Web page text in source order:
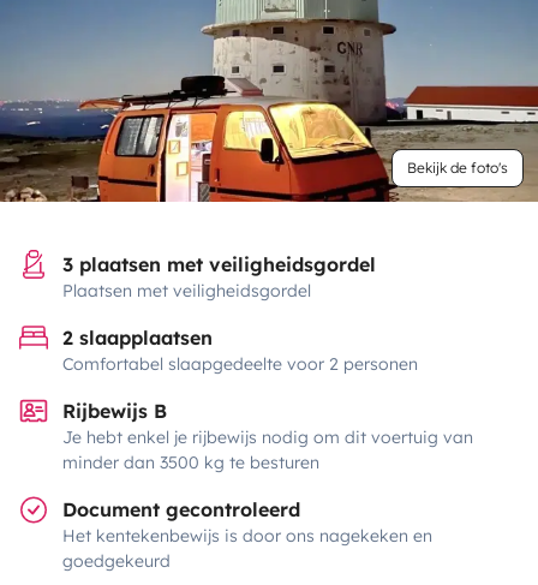
Bekijk de foto's
3 plaatsen met veiligheidsgordel
Plaatsen met veiligheidsgordel
2 slaapplaatsen
Comfortabel slaapgedeelte voor 2 personen
Rijbewijs B
Je hebt enkel je rijbewijs nodig om dit voertuig van
minder dan 3500 kg te besturen
Document gecontroleerd
Het kentekenbewijs is door ons nagekeken en
goedgekeurd